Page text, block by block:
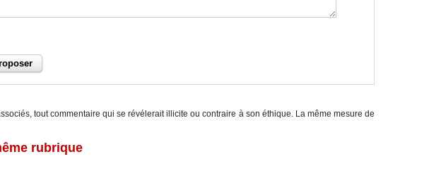
tout commentaire qui se révélerait illicite ou contraire à son éthique. La même mesure de
rubrique